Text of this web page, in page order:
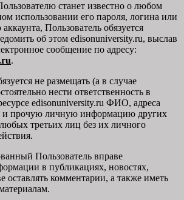
станет известно о любом
использовании его пароля, логина или
Пользователь обязуется
об этом edisonuniversity.ru, выслав
сообщение по адресу:
.
не размещать (а в случае
нести ответственность в
edisonuniversity.ru ФИО, адреса
и прочую личную информацию других
третьих лиц без их личного
Пользователь вправе
в публикациях, новостях,
оставлять комментарии, а также иметь